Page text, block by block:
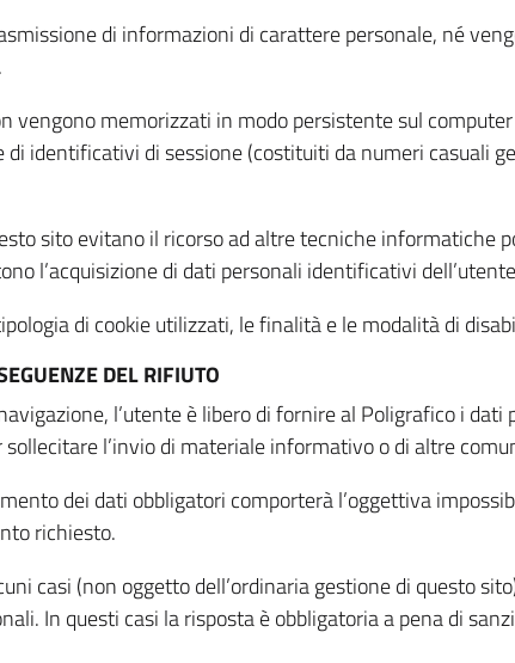
di informazioni di carattere personale, né
vengono memorizzati in modo persistente sul
identificativi di sessione (costituiti da numeri casuali
sito evitano il ricorso ad altre tecniche informatiche
l’acquisizione di dati personali identificativi
di cookie utilizzati, le finalità e le modalità di
DEL RIFIUTO
l’utente è libero di fornire al Poligrafico i
l’invio di materiale informativo o di altre
dei dati obbligatori comporterà l’oggettiva
richiesto.
casi (non oggetto dell’ordinaria gestione di questo
In questi casi la risposta è obbligatoria a pena di